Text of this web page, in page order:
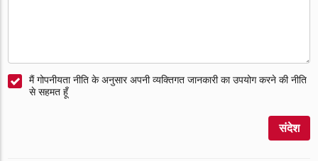
मैं गोपनीयता नीति के अनुसार अपनी व्यक्तिगत जानकारी का उपयोग करने की नीति
से सहमत हूँ
संदेश